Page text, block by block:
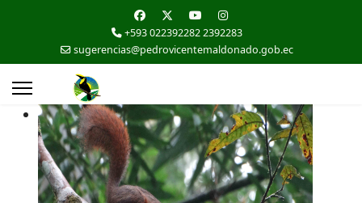
+593 022392282 2392283
sugerencias@pedrovicentemaldonado.gob.ec